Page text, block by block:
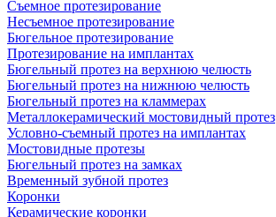
Съемное протезирование
Несъемное протезирование
Бюгельное протезирование
Протезирование на имплантах
Бюгельный протез на верхнюю челюсть
Бюгельный протез на нижнюю челюсть
Бюгельный протез на кламмерах
Металлокерамический мостовидный протез
Условно-съемный протез на имплантах
Мостовидные протезы
Бюгельный протез на замках
Временный зубной протез
Коронки
Керамические коронки